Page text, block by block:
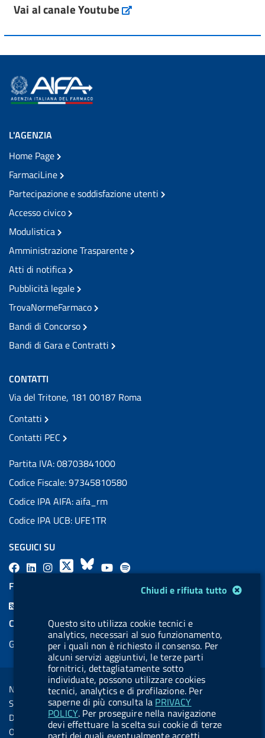
Vai al canale Youtube
Chiudi e rifiuta tutto
Questo sito utilizza cookie tecnici e
analytics, necessari al suo funzionamento,
per i quali non è richiesto il consenso. Per
alcuni servizi aggiuntivi, le terze parti
fornitrici, dettagliatamente sotto
individuate, possono utilizzare cookies
tecnici, analytics e di profilazione. Per
saperne di più consulta la PRIVACY
POLICY. Per proseguire nella navigazione
devi effettuare la scelta sui cookie di terze
L'AGENZIA
Home Page
FarmaciLine
Partecipazione e soddisfazione utenti
Accesso civico
Modulistica
Amministrazione Trasparente
Atti di notifica
Pubblicità legale
TrovaNormeFarmaco
Bandi di Concorso
Bandi di Gara e Contratti
CONTATTI
Via del Tritone, 181 00187 Roma
Contatti
Contatti PEC
Partita IVA: 08703841000
Codice Fiscale: 97345810580
Codice IPA AIFA: aifa_rm
Codice IPA UCB: UFE1TR
SEGUICI SU
F
L
l
.
b
u
t
t
o
X
B
s
k
y
Y
u
b
e
l
l
.
b
u
t
t
o
FEED RSS
COOKIES
Gestione cookie
Sezione Link Utili
Note legali
Social Media Policy
Dichiarazione di accessibilità
Obiettivi di accessibilità